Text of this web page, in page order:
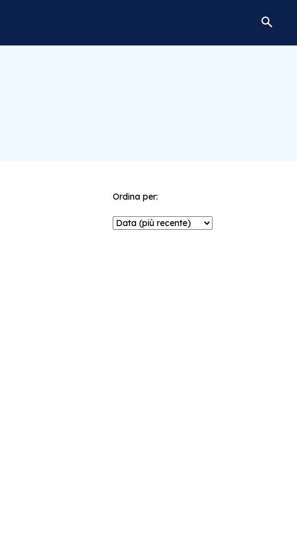
Ordina per: